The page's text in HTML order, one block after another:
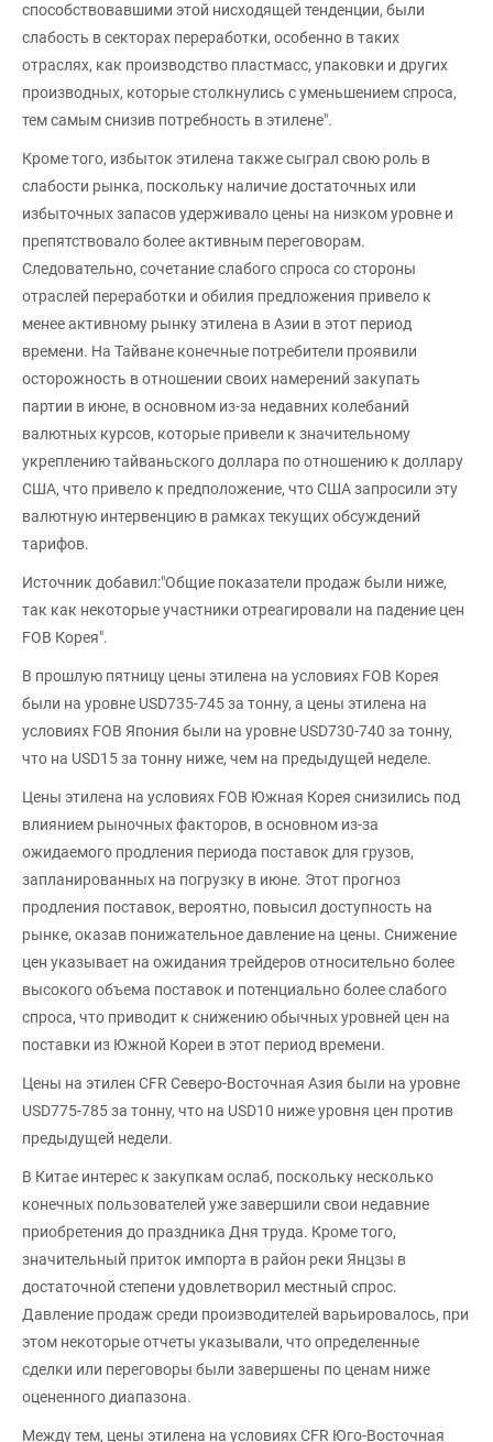
способствовавшими этой нисходящей тенденции, были
слабость в секторах переработки, особенно в таких
отраслях, как производство пластмасс, упаковки и других
производных, которые столкнулись с уменьшением спроса,
тем самым снизив потребность в этилене".
Кроме того, избыток этилена также сыграл свою роль в
слабости рынка, поскольку наличие достаточных или
избыточных запасов удерживало цены на низком уровне и
препятствовало более активным переговорам.
Следовательно, сочетание слабого спроса со стороны
отраслей переработки и обилия предложения привело к
менее активному рынку этилена в Азии в этот период
времени. На Тайване конечные потребители проявили
осторожность в отношении своих намерений закупать
партии в июне, в основном из-за недавних колебаний
валютных курсов, которые привели к значительному
укреплению тайваньского доллара по отношению к доллару
США, что привело к предположение, что США запросили эту
валютную интервенцию в рамках текущих обсуждений
тарифов.
Источник добавил:"Общие показатели продаж были ниже,
так как некоторые участники отреагировали на падение цен
FOB Корея".
В прошлую пятницу цены этилена на условиях FOB Корея
были на уровне USD735-745 за тонну, а цены этилена на
условиях FOB Япония были на уровне USD730-740 за тонну,
что на USD15 за тонну ниже, чем на предыдущей неделе.
Цены этилена на условиях FOB Южная Корея снизились под
влиянием рыночных факторов, в основном из-за
ожидаемого продления периода поставок для грузов,
запланированных на погрузку в июне. Этот прогноз
продления поставок, вероятно, повысил доступность на
рынке, оказав понижательное давление на цены. Снижение
цен указывает на ожидания трейдеров относительно более
высокого объема поставок и потенциально более слабого
спроса, что приводит к снижению обычных уровней цен на
поставки из Южной Кореи в этот период времени.
Цены на этилен CFR Северо-Восточная Азия были на уровне
USD775-785 за тонну, что на USD10 ниже уровня цен против
предыдущей недели.
В Китае интерес к закупкам ослаб, поскольку несколько
конечных пользователей уже завершили свои недавние
приобретения до праздника Дня труда. Кроме того,
значительный приток импорта в район реки Янцзы в
достаточной степени удовлетворил местный спрос.
Давление продаж среди производителей варьировалось, при
этом некоторые отчеты указывали, что определенные
сделки или переговоры были завершены по ценам ниже
оцененного диапазона.
Между тем, цены этилена на условиях CFR Юго-Восточная